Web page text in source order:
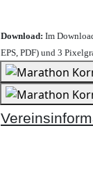
Download: Im
EPS, PDF) und 3